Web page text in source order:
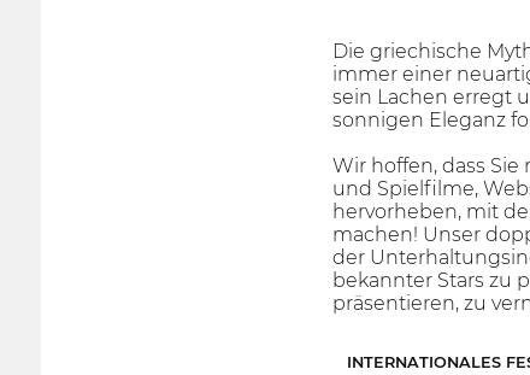
Die griechische
immer einer
sein Lachen erregt
sonnigen Eleganz
Wir hoffen, dass
und Spielfilme,
hervorheben, mit
machen! Unser
der
bekannter Stars zu
präsentieren, zu
INTERNATIONALES